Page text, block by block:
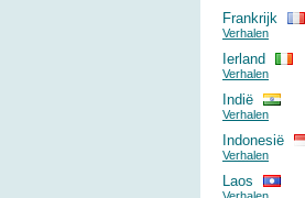
Frankrijk
Verhalen
Ierland
Verhalen
Indië
Verhalen
Indonesië
Verhalen
Laos